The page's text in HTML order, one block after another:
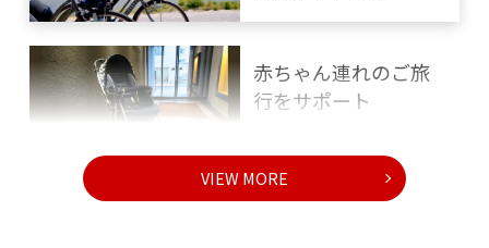
赤ちゃん連れのご旅
行をサポート
サービス
VIEW MORE